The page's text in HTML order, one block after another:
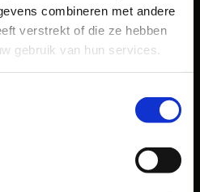
combineren met andere
verstrekt of die ze hebben
gebruik van hun services.
.
openingstijden op
voor de
het wegverkeer, is het fijn
heet voortaan Vego